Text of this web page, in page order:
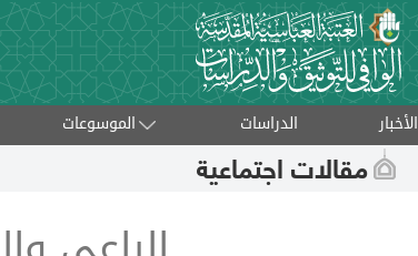
الأخبار الدراسات الموسوعات
مقالات اجتماعية